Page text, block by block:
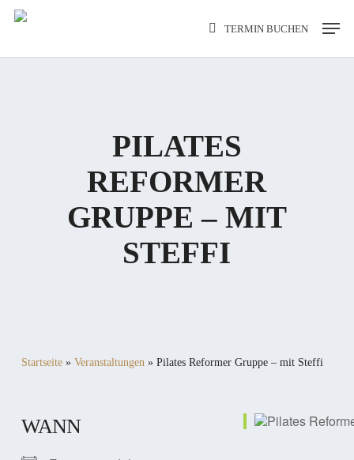
Skip
TERMIN BUCHEN
Menu
PILATES
REFORMER
GRUPPE – MIT
STEFFI
Startseite» Veranstaltungen» Pilates Reformer Gruppe – mit Steffi
WANN